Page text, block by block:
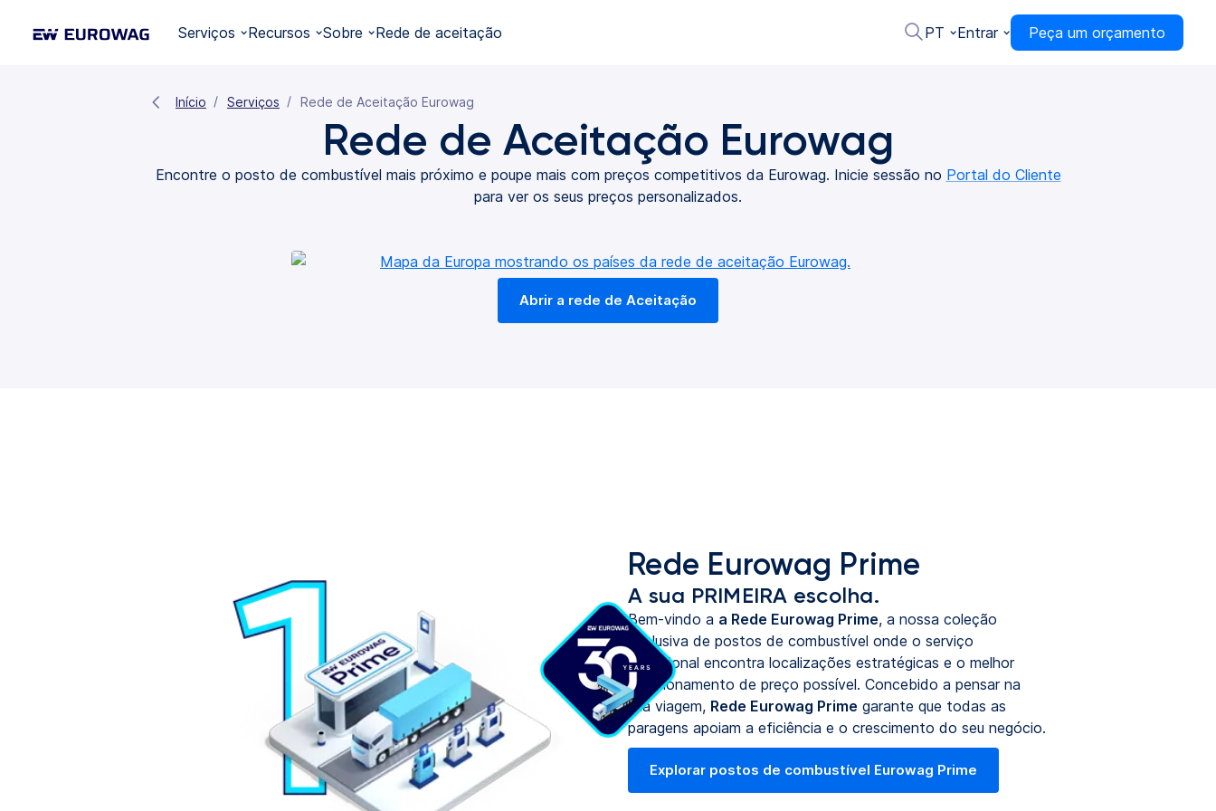
Serviços Recursos Sobre Rede de aceitação PT Entrar Peça um orçamento
Início Serviços Rede de Aceitação Eurowag
Rede de Aceitação Eurowag
Encontre o posto de combustível mais próximo e poupe mais com preços competitivos da Eurowag. Inicie sessão no Portal do Cliente
para ver os seus preços personalizados.
Abrir a rede de Aceitação
Rede Eurowag Prime
A sua PRIMEIRA escolha.
Bem-vindo a a Rede Eurowag Prime, a nossa coleção
exclusiva de postos de combustível onde o serviço
excecional encontra localizações estratégicas e o melhor
posicionamento de preço possível. Concebido a pensar na
sua viagem, Rede Eurowag Prime garante que todas as
paragens apoiam a eficiência e o crescimento do seu negócio.
Explorar postos de combustível Eurowag Prime